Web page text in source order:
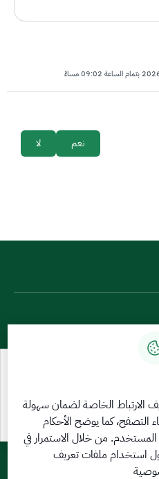
لا نعم
الارتباط الخاصة لضمان سهولة
التصفح، كما يوضح الأحكام
. من خلال الاستمرار في
استخدام ملفات تعريف